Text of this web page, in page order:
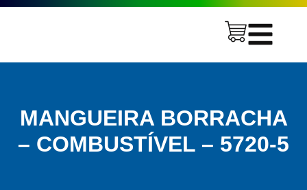
MANGUEIRA BORRACHA
– COMBUSTÍVEL – 5720-5